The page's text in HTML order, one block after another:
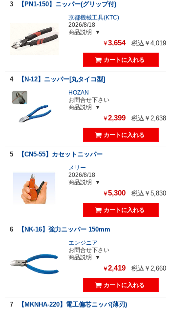
3 【PN1-150】ニッパー(グリップ付)
京都機械工具(KTC)
2026/8/18
商品説明
￥3,654 税込￥4,019
4 【N-12】ニッパー[丸タイコ型]
HOZAN
お問合せ下さい
商品説明
￥2,399 税込￥2,638
5 【CN5-55】カセットニッパー
メリー
2026/8/18
商品説明
￥5,300 税込￥5,830
6 【NK-16】強力ニッパー 150mm
エンジニア
お問合せ下さい
商品説明
￥2,419 税込￥2,660
7 【MKNHA-220】電工偏芯ニッパ(薄刃)